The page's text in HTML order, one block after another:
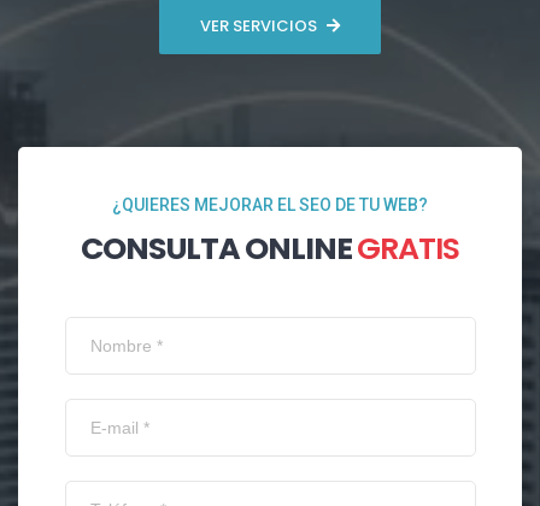
VER SERVICIOS
¿QUIERES MEJORAR EL SEO DE TU WEB?
CONSULTA ONLINEGRATIS